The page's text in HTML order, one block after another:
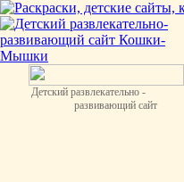
Детский развлекательно -
развивающий сайт